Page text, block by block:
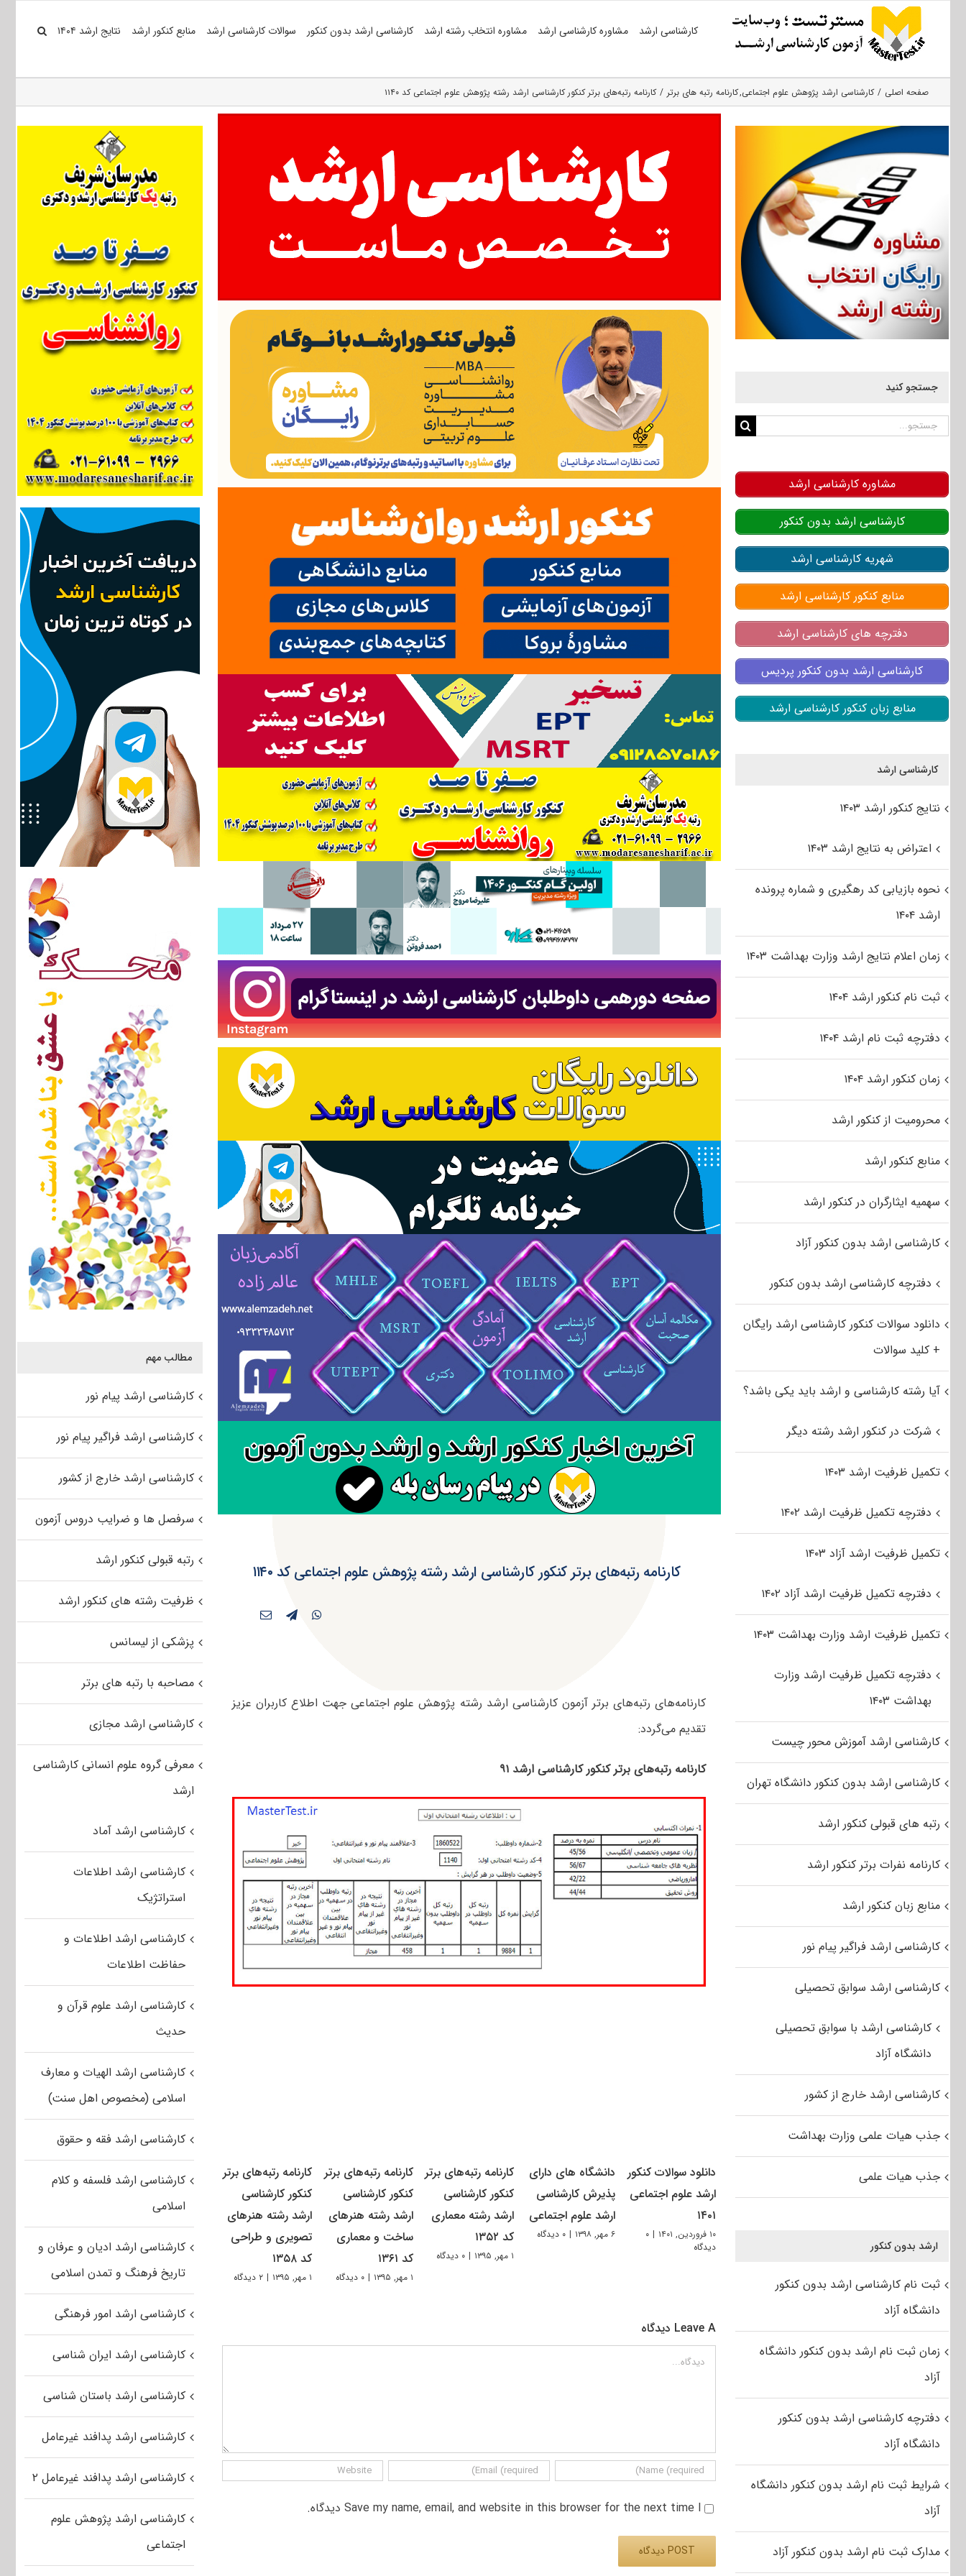
کارشناسی ارشد مشاوره کارشناسی ارشد مشاوره انتخاب رشته ارشد کارشناسی ارشد بدون کنکور سوالات کارشناسی ارشد منابع کنکور ارشد نتایج ارشد ۱۴۰۴
صفحه اصلی کارشناسی ارشد پژوهش علوم اجتماعی کارنامه رتبه های برتر کارنامه رتبه‌های برتر کنکور کارشناسی ارشد رشته پژوهش علوم اجتماعی کد ۱۱۴۰
کارنامه رتبه‌های برتر کنکور کارشناسی ارشد رشته پژوهش علوم اجتماعی کد ۱۱۴۰
کارنامه‌های رتبه‌های برتر آزمون کارشناسی ارشد رشته پژوهش علوم اجتماعی جهت اطلاع کاربران عزیز
تقدیم می‌گردد:
کارنامه رتبه‌های برتر کنکور کارشناسی ارشد ۹۱
دانلود سوالات کنکور
ارشد علوم اجتماعی
۱۴۰۱
۱۰ فروردین, ۱۴۰۱ | ۰
دیدگاه
دانشگاه های دارای
پذیرش کارشناسی
ارشد علوم اجتماعی
۶ مهر, ۱۳۹۸ | ۰ دیدگاه
کارنامه رتبه‌های برتر
کنکور کارشناسی
ارشد رشته معماری
کد ۱۳۵۲
۱ مهر, ۱۳۹۵ | ۰ دیدگاه
کارنامه رتبه‌های برتر
کنکور کارشناسی
ارشد رشته هنرهای
ساخت و معماری
کد ۱۳۶۱
۱ مهر, ۱۳۹۵ | ۰ دیدگاه
کارنامه رتبه‌های برتر
کنکور کارشناسی
ارشد رشته هنرهای
تصویری و طراحی
کد ۱۳۵۸
۱ مهر, ۱۳۹۵ | ۲ دیدگاه
Leave A دیدگاه
دیدگاه
Save my name, email, and website in this browser for the next time I دیدگاه.
مطالب مهم
کارشناسی ارشد پیام نور
کارشناسی ارشد فراگیر پیام نور
کارشناسی ارشد خارج از کشور
سرفصل ها و ضرایب دروس آزمون
رتبه قبولی کنکور ارشد
ظرفیت رشته های کنکور ارشد
پزشکی از لیسانس
مصاحبه با رتبه های برتر
کارشناسی ارشد مجازی
معرفی گروه علوم انسانی کارشناسی
ارشد
کارشناسی ارشد آماد
کارشناسی ارشد اطلاعات
استراتژیک
کارشناسی ارشد اطلاعات و
حفاظت اطلاعات
کارشناسی ارشد علوم قرآن و
حدیث
کارشناسی ارشد الهیات و معارف
اسلامی (مخصوص اهل سنت)
کارشناسی ارشد فقه و حقوق
کارشناسی ارشد فلسفه و کلام
اسلامی
کارشناسی ارشد ادیان و عرفان و
تاریخ فرهنگ و تمدن اسلامی
کارشناسی ارشد امور فرهنگی
کارشناسی ارشد ایران شناسی
کارشناسی ارشد باستان شناسی
کارشناسی ارشد پدافند غیرعامل
کارشناسی ارشد پدافند غیرعامل ۲
کارشناسی ارشد پژوهش علوم
اجتماعی
جستجو کنید
جستجو
مشاوره کارشناسی ارشد
کارشناسی ارشد بدون کنکور
شهریه کارشناسی ارشد
منابع کنکور کارشناسی ارشد
دفترچه های کارشناسی ارشد
کارشناسی ارشد بدون کنکور پردیس
منابع زبان کنکور کارشناسی ارشد
کارشناسی ارشد
نتایج کنکور ارشد ۱۴۰۳
اعتراض به نتایج ارشد ۱۴۰۳
نحوه بازیابی کد رهگیری و شماره پرونده
ارشد ۱۴۰۴
زمان اعلام نتایج ارشد وزارت بهداشت ۱۴۰۳
ثبت نام کنکور ارشد ۱۴۰۴
دفترچه ثبت نام ارشد ۱۴۰۴
زمان کنکور ارشد ۱۴۰۴
محرومیت از کنکور ارشد
منابع کنکور ارشد
سهمیه ایثارگران در کنکور ارشد
کارشناسی ارشد بدون کنکور آزاد
دفترچه کارشناسی ارشد بدون کنکور
دانلود سوالات کنکور کارشناسی ارشد رایگان
+ کلید سوالات
آیا رشته کارشناسی و ارشد باید یکی باشد؟
شرکت در کنکور ارشد رشته دیگر
تکمیل ظرفیت ارشد ۱۴۰۳
دفترچه تکمیل ظرفیت ارشد ۱۴۰۲
تکمیل ظرفیت ارشد آزاد ۱۴۰۳
دفترچه تکمیل ظرفیت ارشد آزاد ۱۴۰۲
تکمیل ظرفیت ارشد وزارت بهداشت ۱۴۰۳
دفترچه تکمیل ظرفیت ارشد وزارت
بهداشت ۱۴۰۳
کارشناسی ارشد آموزش محور چیست
کارشناسی ارشد بدون کنکور دانشگاه تهران
رتبه های قبولی کنکور ارشد
کارنامه نفرات برتر کنکور ارشد
منابع زبان کنکور ارشد
کارشناسی ارشد فراگیر پیام نور
کارشناسی ارشد سوابق تحصیلی
کارشناسی ارشد با سوابق تحصیلی
دانشگاه آزاد
کارشناسی ارشد خارج از کشور
جذب هیات علمی وزارت بهداشت
جذب هیات علمی
ارشد بدون کنکور
ثبت نام کارشناسی ارشد بدون کنکور
دانشگاه آزاد
زمان ثبت نام ارشد بدون کنکور دانشگاه
آزاد
دفترچه کارشناسی ارشد بدون کنکور
دانشگاه آزاد
شرایط ثبت نام ارشد بدون کنکور دانشگاه
آزاد
مدارک ثبت نام ارشد بدون کنکور آزاد